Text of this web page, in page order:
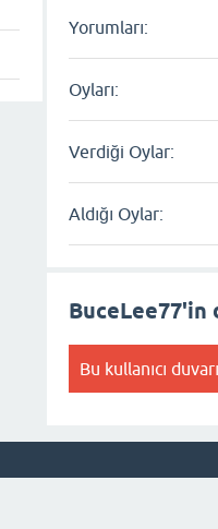
Yorumları:
Oyları:
Verdiği Oylar:
Aldığı Oylar:
BuceLee77'in
Bu kullanıcı